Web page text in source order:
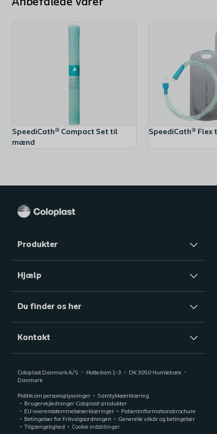
Anbefalede varer
SpeediCath® Compact Set til
mænd
SpeediCath® Flex
Produkter
Hjælp
Du finder os her
Kontakt
Coloplast Danmark A/S Holtedam 1-3 DK 3050 Humlebæk
Danmark
Politik om personoplysninger
Samtykkeerklæring
Brugervejledninger Coloplast-produkter
EU-overensstemmelseserklæringer
Patientinformationsbrochure
Betingelser for Fritvalgsordningen
Generelle vilkår og betingelser
Tilgængelighed
Cookie indstillinger